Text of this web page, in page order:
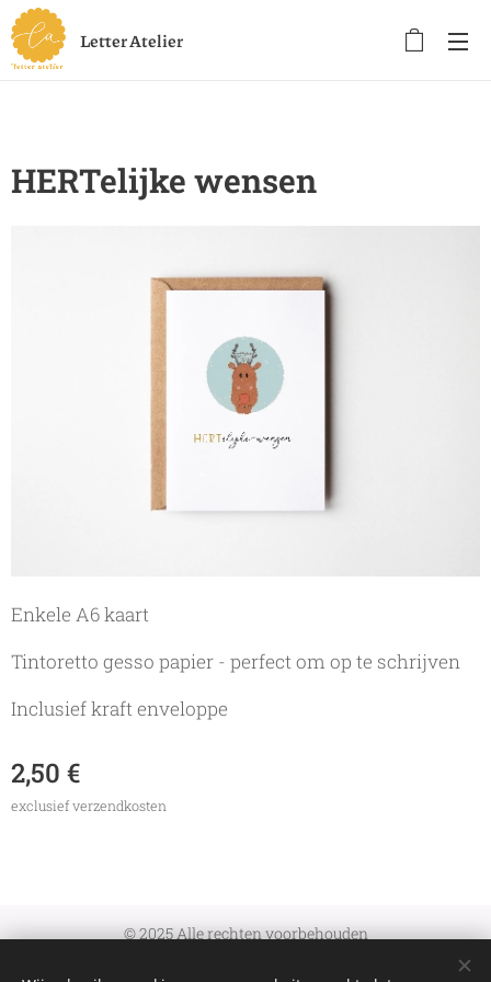
Letter Atelier
HERTelijke wensen
Enkele A6 kaart
Tintoretto gesso papier - perfect om op te schrijven
Inclusief kraft enveloppe
2,50 €
exclusief verzendkosten
© 2025 Alle rechten voorbehouden